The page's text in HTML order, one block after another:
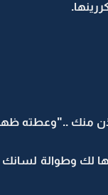
منك .."وعطته
وطوالة لسانك